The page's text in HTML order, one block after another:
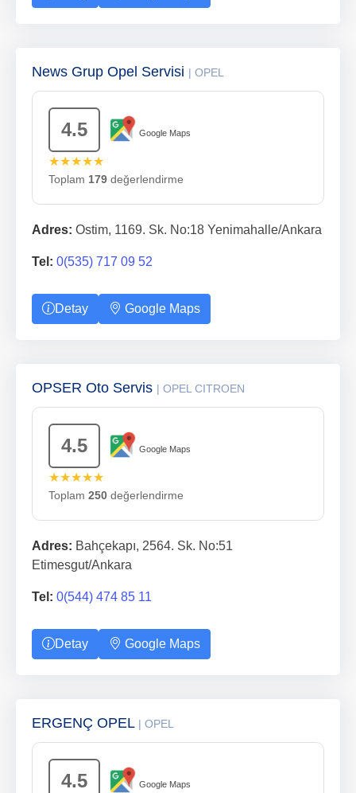
News Grup Opel Servisi | OPEL
4.5 Google Maps
★★★★★
Toplam 179 değerlendirme
Adres: Ostim, 1169. Sk. No:18 Yenimahalle/Ankara
Tel: 0(535) 717 09 52
Detay Google Maps
OPSER Oto Servis | OPEL CITROEN
4.5 Google Maps
★★★★★
Toplam 250 değerlendirme
Adres: Bahçekapı, 2564. Sk. No:51
Etimesgut/Ankara
Tel: 0(544) 474 85 11
Detay Google Maps
ERGENÇ OPEL | OPEL
4.5 Google Maps